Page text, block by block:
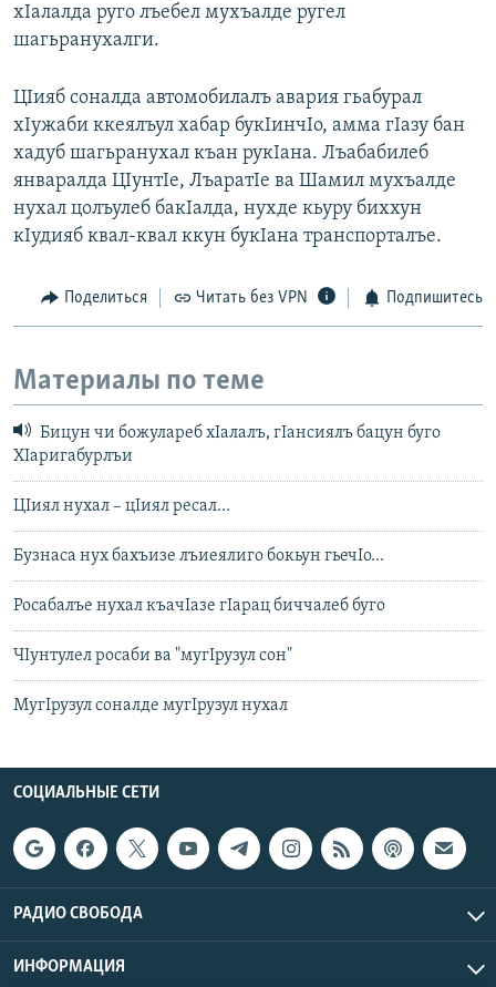
хIалалда руго лъебел мухъалде ругел
шагьранухалги.
ЦIияб соналда автомобилалъ авария гьабурал
хIужаби ккеялъул хабар букIинчIо, амма гIазу бан
хадуб шагьранухал къан рукIана. Лъабабилеб
январалда ЦIунтIе, ЛъаратIе ва Шамил мухъалде
нухал цолъулеб бакIалда, нухде кьуру биххун
кIудияб квал-квал ккун букIана транспорталъе.
Поделиться Читать без VPN Подпишитесь
Материалы по теме
Бицун чи божулареб хIалалъ, гIансиялъ бацун буго
ХIаригабурлъи
ЦIиял нухал – цIиял ресал…
Бузнаса нух бахъизе лъиеялиго бокьун гьечIо...
Росабалъе нухал къачIазе гIарац биччалеб буго
ЧIунтулел росаби ва "мугIрузул сон"
МугIрузул соналде мугIрузул нухал
СОЦИАЛЬНЫЕ СЕТИ
РАДИО СВОБОДА
ИНФОРМАЦИЯ